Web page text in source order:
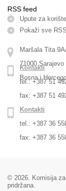
RSS feed
Upute za
Pokaži sve
Maršala Tita
71000 Sarajevo
Bosna i
Kontakti
tel.: +387 51
fax: +387 51
Kontakti
tel.: +387 36
fax: +387 36
© 2026. Komisija
pridržana.